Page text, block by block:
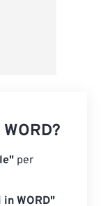
per
WORD"